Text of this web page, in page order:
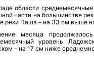
области
части на большинстве
реки Паша – на 33 см выше
месяца
уровень
– на 17 см ниже